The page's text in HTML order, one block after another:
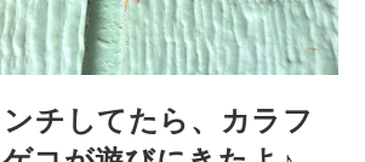
チしてたら、カラフ